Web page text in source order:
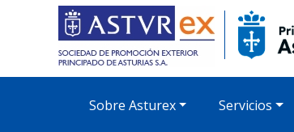
Sobre Asturex Servicios